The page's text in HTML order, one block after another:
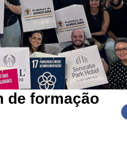
de formação